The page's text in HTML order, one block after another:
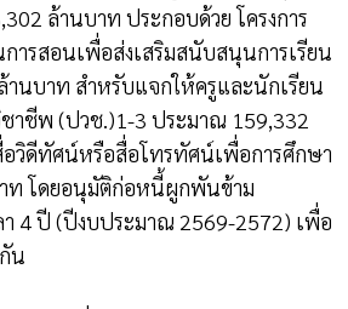
ล้านบาท ประกอบด้วย โครงการ
ารสอนเพื่อส่งเสริมสนับสนุนการเรียน
านบาท สำหรับแจกให้ครูและนักเรียน
าชีพ (ปวช.)1-3 ประมาณ 159,332
อวิดีทัศน์หรือสื่อโทรทัศน์เพื่อการศึกษา
ท โดยอนุมัติก่อหนี้ผูกพันข้าม
า 4 ปี (ปีงบประมาณ 2569-2572) เพื่อ
น